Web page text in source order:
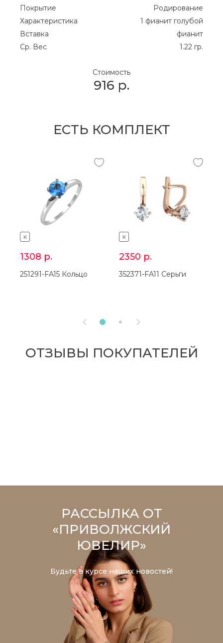
Покрытие
Родирование
Характеристика
1 фианит голубой
Вставка
фианит
Ср. Вес
1.22 гр.
Стоимость
916 р.
ЕСТЬ КОМПЛЕКТ
K
1308 р.
251291-FA15 Кольцо
K
2350 р.
352371-FA11 Серьги
 
ОТЗЫВЫ ПОКУПАТЕЛЕЙ
РАССЫЛКА ОТ
«ПРИВОЛЖСКИЙ
ЮВЕЛИР»
Будьте в курсе наших новостей!